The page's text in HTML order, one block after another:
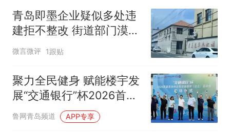
青岛即墨企业疑似多处违
建拒不整改 街道部门漠视
群众投诉无回应
微言微评 1跟贴
聚力全民健身 赋能楼宇发
展“交通银行”杯2026首届
青岛市全民健身楼宇（企
业）运动会正式开赛
鲁网青岛频道 APP专享